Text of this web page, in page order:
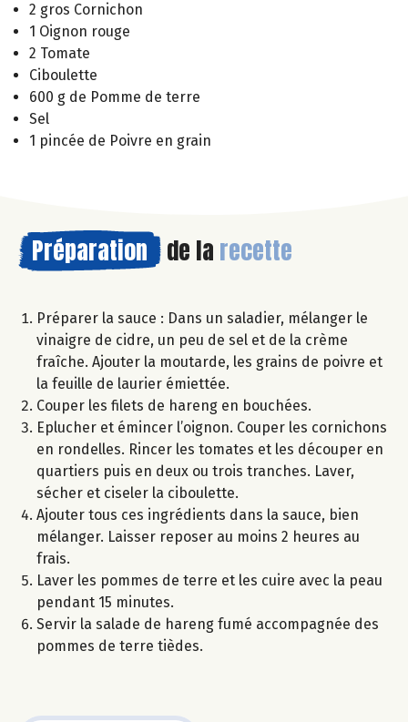
2 gros Cornichon
1 Oignon rouge
2 Tomate
Ciboulette
600 g de Pomme de terre
Sel
1 pincée de Poivre en grain
Préparation de la recette
Préparer la sauce : Dans un saladier, mélanger le
vinaigre de cidre, un peu de sel et de la crème
fraîche. Ajouter la moutarde, les grains de poivre et
la feuille de laurier émiettée.
Couper les filets de hareng en bouchées.
Eplucher et émincer l’oignon. Couper les cornichons
en rondelles. Rincer les tomates et les découper en
quartiers puis en deux ou trois tranches. Laver,
sécher et ciseler la ciboulette.
Ajouter tous ces ingrédients dans la sauce, bien
mélanger. Laisser reposer au moins 2 heures au
frais.
Laver les pommes de terre et les cuire avec la peau
pendant 15 minutes.
Servir la salade de hareng fumé accompagnée des
pommes de terre tièdes.